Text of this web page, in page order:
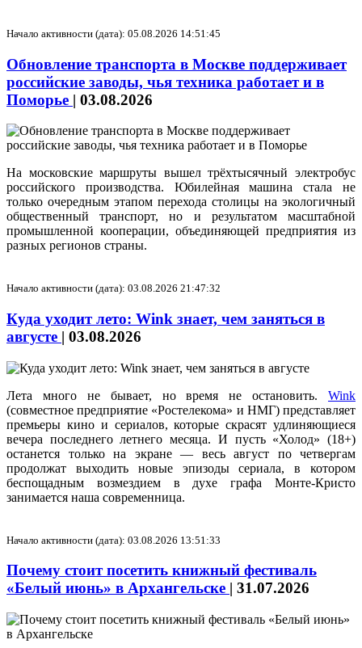
Начало активности (дата): 05.08.2026 14:51:45
Обновление транспорта в Москве поддерживает
российские заводы, чья техника работает и в
Поморье | 03.08.2026
На московские маршруты вышел трёхтысячный электробус
российского производства. Юбилейная машина стала не
только очередным этапом перехода столицы на экологичный
общественный транспорт, но и результатом масштабной
промышленной кооперации, объединяющей предприятия из
разных регионов страны.
Начало активности (дата): 03.08.2026 21:47:32
Куда уходит лето: Wink знает, чем заняться в
августе | 03.08.2026
Лета много не бывает, но время не остановить. Wink
(совместное предприятие «Ростелекома» и НМГ) представляет
премьеры кино и сериалов, которые скрасят удлиняющиеся
вечера последнего летнего месяца. И пусть «Холод» (18+)
останется только на экране — весь август по четвергам
продолжат выходить новые эпизоды сериала, в котором
беспощадным возмездием в духе графа Монте-Кристо
занимается наша современница.
Начало активности (дата): 03.08.2026 13:51:33
Почему стоит посетить книжный фестиваль
«Белый июнь» в Архангельске | 31.07.2026